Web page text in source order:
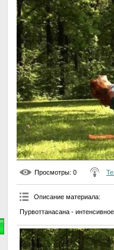
Просмотры: 0
Описание материала:
Пурвоттанасана -